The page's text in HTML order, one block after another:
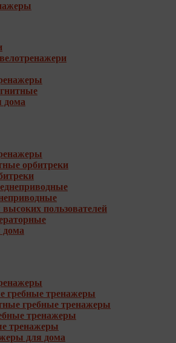
дома
орбитреки
пользователей
дома
гребные тренажеры
гребные тренажеры
тренажеры
тренажеры
для дома